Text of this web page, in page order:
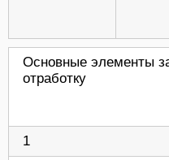
Основные элементы
отработку
1